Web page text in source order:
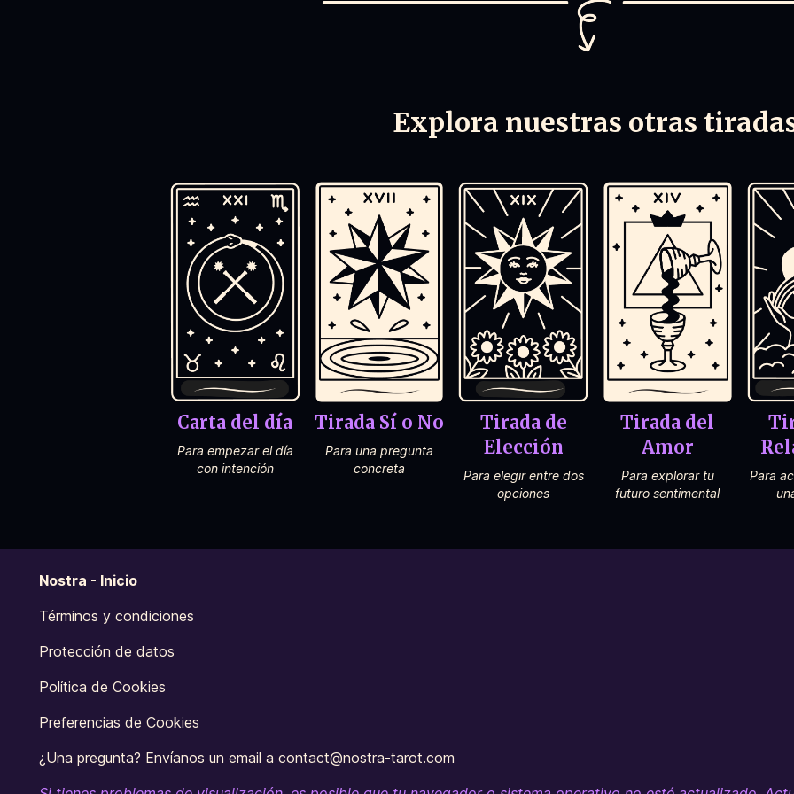
Explora nuestras otras
Carta del día
Para empezar el día
con intención
Tirada Sí o No
Para una pregunta
concreta
Tirada de
Elección
Para elegir entre dos
opciones
Tirada del
Amor
Para explorar tu
futuro sentimental
Para
Nostra - Inicio
Términos y condiciones
Protección de datos
Política de Cookies
Preferencias de Cookies
¿Una pregunta? Envíanos un email a contact@nostra-tarot.com